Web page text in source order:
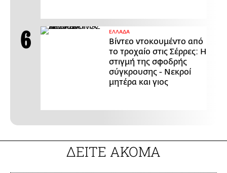
ΕΛΛΑΔΑ
Βίντεο ντοκουμέντο από
το τροχαίο στις Σέρρες: Η
στιγμή της σφοδρής
σύγκρουσης - Νεκροί
μητέρα και γιος
ΔΕΙΤΕ ΑΚΟΜΑ